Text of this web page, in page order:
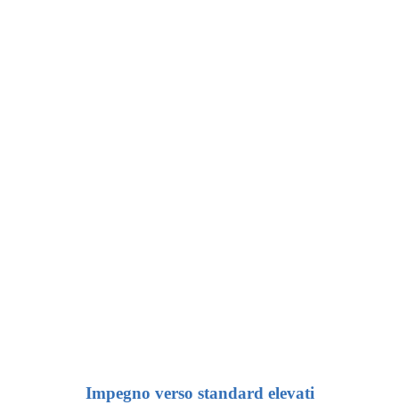
Impegno verso standard elevati